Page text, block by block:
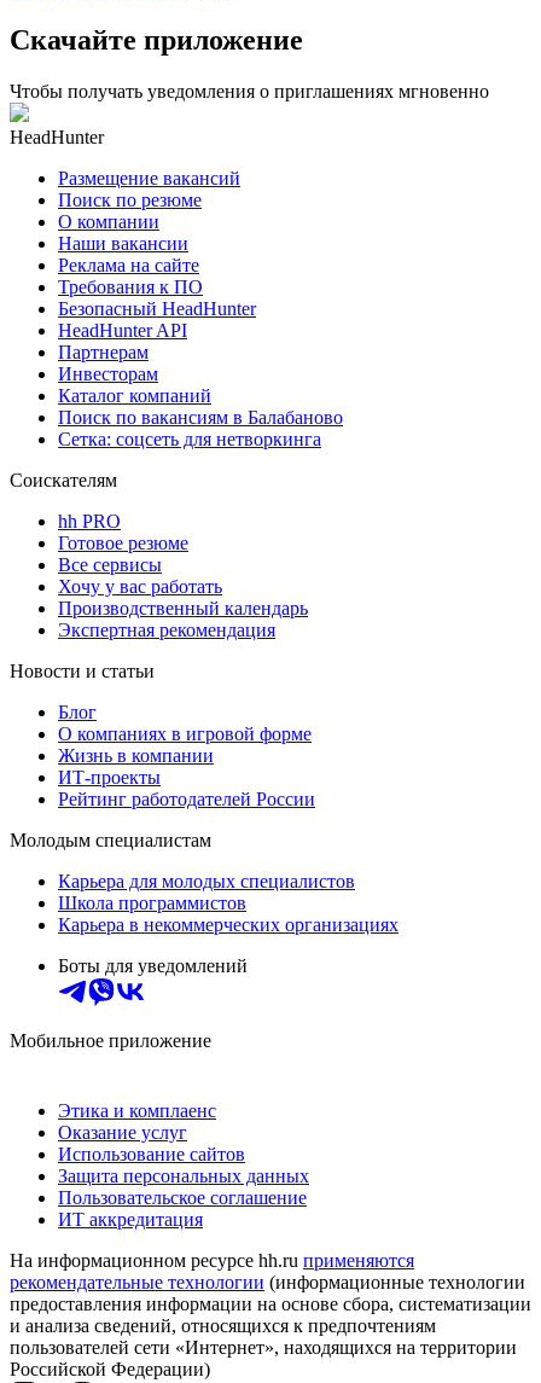
Скачайте приложение
Чтобы получать уведомления о приглашениях мгновенно
HeadHunter
Размещение вакансий
Поиск по резюме
О компании
Наши вакансии
Реклама на сайте
Требования к ПО
Безопасный HeadHunter
HeadHunter API
Партнерам
Инвесторам
Каталог компаний
Поиск по вакансиям в Балабаново
Сетка: соцсеть для нетворкинга
Соискателям
hh PRO
Готовое резюме
Все сервисы
Хочу у вас работать
Производственный календарь
Экспертная рекомендация
Новости и статьи
Блог
О компаниях в игровой форме
Жизнь в компании
ИТ-проекты
Рейтинг работодателей России
Молодым специалистам
Карьера для молодых специалистов
Школа программистов
Карьера в некоммерческих организациях
Боты для уведомлений
Мобильное приложение
Этика и комплаенс
Оказание услуг
Использование сайтов
Защита персональных данных
Пользовательское соглашение
ИТ аккредитация
На информационном ресурсе hh.ru применяются
рекомендательные технологии (информационные технологии
предоставления информации на основе сбора, систематизации
и анализа сведений, относящихся к предпочтениям
пользователей сети «Интернет», находящихся на территории
Российской Федерации)